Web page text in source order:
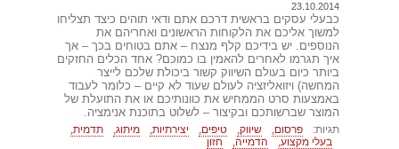
23.10.2014
כבעלי עסקים בראשית דרכם אתם ודאי תוהים כיצד תצליחו
למשוך אליכם את הלקוחות הראשונים ואחריהם את
הנוספים. יש בידיכם קלף מנצח – אתם בטוחים בכך – אך
איך תגרמו לאחרים להאמין בו כמוכם? אחד הכלים החזקים
ביותר כיום בעולם השיווק קשור ביכולת שלכם לייצר
המחשה) ויזואליזציה לעולם שעוד לא קיים – כלומר לעבוד
באמצעות סרט הממחיש את כוונותיכם או את התועלת של
המוצר שברשותכם ובקיצור – לשלוט בתוכנת אנימציה.
תגיות: פרסום, שיווק, טיפים, יצירתיות, מיתוג,
תדמית,
בעלי מקצוע,
הדמייה, חזון